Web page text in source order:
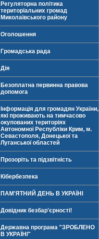
Регуляторна політика
територіальних громад
Миколаївського району
Оголошення
Громадська рада
Дія
Безоплатна первинна правова
допомога
Інформація для громадян України,
які проживають на тимчасово
окупованих територіях
Автономної Республіки Крим, м.
Севастополя, Донецької та
Луганської областей
Прозоріть та підзвітність
Кібербезпека
ПАМ'ЯТНИЙ ДЕНЬ В УКРАЇНІ
Довідник безбар'єрності!
Державна програма "ЗРОБЛЕНО
В УКРАЇНІ"